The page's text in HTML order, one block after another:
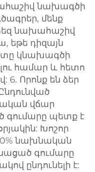
նախագծի
մենք
նախահաշիվ
եթե դիզայն
կնախագծի
համար և հետո
Որոնք են ձեր
վճար
պետք է
Խոշոր
նախնական
գումարը
ընդունելի է: